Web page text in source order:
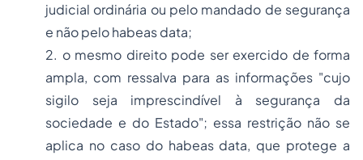
judicial ordinária ou pelo mandado de segurança
e não pelo habeas data;
2. o mesmo direito pode ser exercido de forma
ampla, com ressalva para as informações "cujo
sigilo seja imprescindível à segurança da
sociedade e do Estado"; essa restrição não se
aplica no caso do habeas data, que protege a